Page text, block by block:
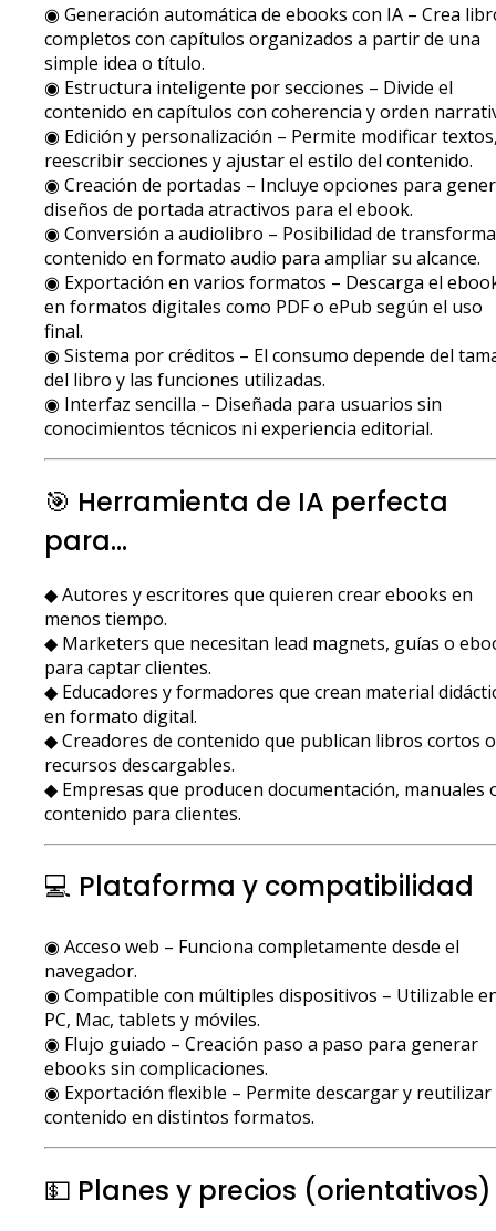
◉ Generación automática de ebooks con IA – Crea
completos con capítulos organizados a partir de una
simple idea o título.
◉ Estructura inteligente por secciones – Divide el
contenido en capítulos con coherencia y orden
◉ Edición y personalización – Permite modificar
reescribir secciones y ajustar el estilo del contenido.
◉ Creación de portadas – Incluye opciones para
diseños de portada atractivos para el ebook.
◉ Conversión a audiolibro – Posibilidad de
contenido en formato audio para ampliar su alcance.
◉ Exportación en varios formatos – Descarga el
en formatos digitales como PDF o ePub según el uso
final.
◉ Sistema por créditos – El consumo depende del
del libro y las funciones utilizadas.
◉ Interfaz sencilla – Diseñada para usuarios sin
conocimientos técnicos ni experiencia editorial.
🎯 Herramienta de IA perfecta
para…
◆ Autores y escritores que quieren crear ebooks en
menos tiempo.
◆ Marketers que necesitan lead magnets, guías o
para captar clientes.
◆ Educadores y formadores que crean material
en formato digital.
◆ Creadores de contenido que publican libros cortos o
recursos descargables.
◆ Empresas que producen documentación, manuales
contenido para clientes.
💻 Plataforma y compatibilidad
◉ Acceso web – Funciona completamente desde el
navegador.
◉ Compatible con múltiples dispositivos – Utilizable
PC, Mac, tablets y móviles.
◉ Flujo guiado – Creación paso a paso para generar
ebooks sin complicaciones.
◉ Exportación flexible – Permite descargar y reutilizar
contenido en distintos formatos.
💵 Planes y precios (orientativos)